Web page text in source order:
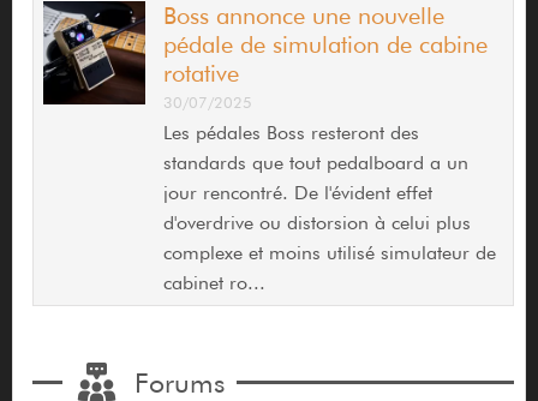
Boss annonce une nouvelle
pédale de simulation de cabine
rotative
30/07/2025
Les pédales Boss resteront des
standards que tout pedalboard a un
jour rencontré. De l'évident effet
d'overdrive ou distorsion à celui plus
complexe et moins utilisé simulateur de
cabinet ro...
Forums